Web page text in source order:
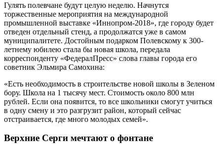
Гулять полевчане будут целую неделю. Начнутся
торжественные мероприятия на международной
промышленной выставке «Иннопром-2018», где городу будет
отведен отдельный стенд, а продолжатся уже в самом
муниципалитете. Достойным подарком Полевскому к 300-
летнему юбилею стала бы новая школа, передала
корреспонденту «ФедералПресс» слова главы города его
советник Эльмира Самохина:
«Есть необходимость в строительстве новой школы в Зеленом
бору. Школа на 1 тысячу мест. Стоимость около 800 млн
рублей. Если она появится, то все школьники смогут учиться
в одну смену и это разгрузит район, который сейчас
отстраивается, где много молодых семей».
Верхние Серги мечтают о фонтане